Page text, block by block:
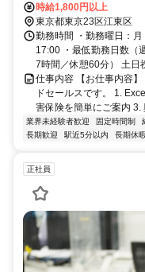
常駐先での勤務となるた
時給1,800円以上
東京都東京23区江東区
勤務時間 ・勤務曜日：
17:00 ・最低勤務日数（
7時間／休憩60分） 土日
仕事内容 【お仕事内容
ドセールスです。 1.
害保険を簡単にご案内 3.
業界未経験者歓迎 固定時間制
長期歓迎
駅近5分以内 長期休
正社員